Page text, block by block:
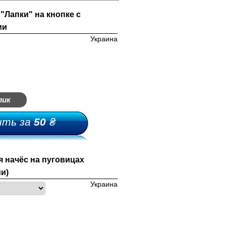
на кнопке с
Украина
за50₴
начёс на пуговицах
Украина